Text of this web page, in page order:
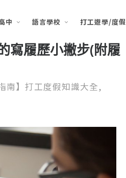
中 語言學校 打工遊學/度假
寫履歷小撇步(附履
指南】打工度假知識大全,